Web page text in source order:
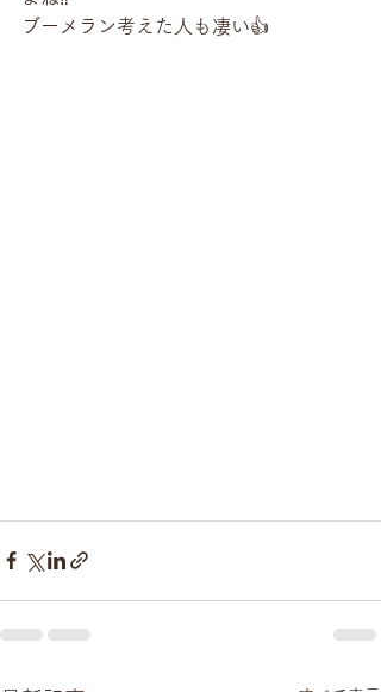
ブーメラン考えた人も凄い👍